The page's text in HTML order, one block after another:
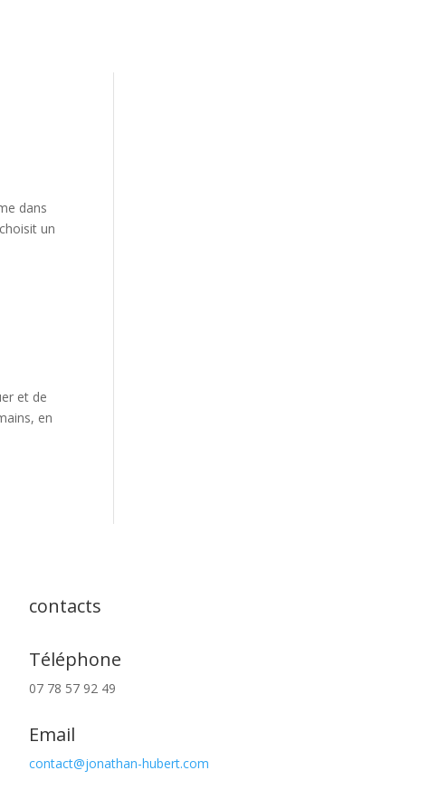
dans
un
et de
en
contacts
Téléphone
07 78 57 92 49
Email
contact@jonathan-hubert.com